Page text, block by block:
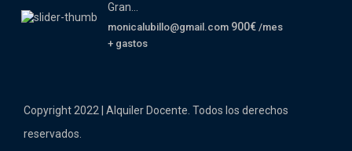
Gran...
monicalubillo@gmail.com 900€ /mes
+ gastos
Copyright 2022 | Alquiler Docente. Todos los derechos
reservados.